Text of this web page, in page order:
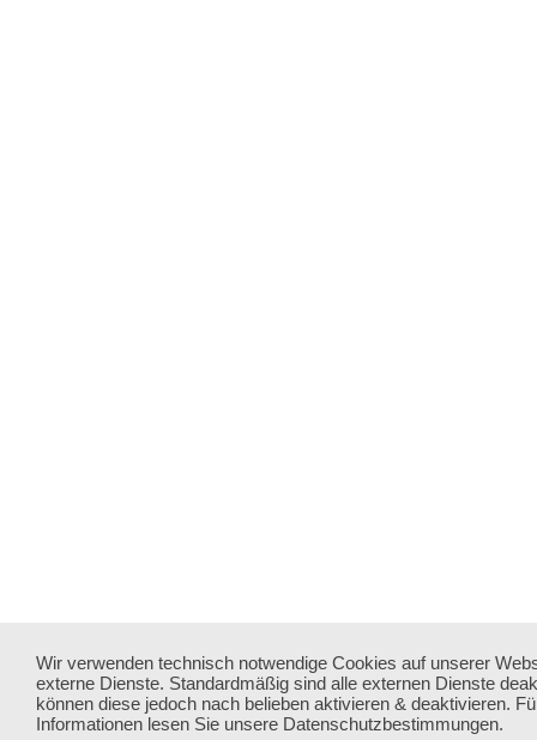
Wir verwenden technisch notwendige Cookies auf unserer
externe Dienste. Standardmäßig sind alle externen Dienste
können diese jedoch nach belieben aktivieren & deaktivieren.
Informationen lesen Sie unsere Datenschutzbestimmungen.